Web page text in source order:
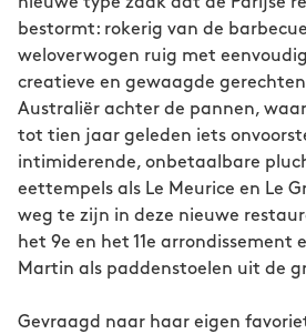
bestormt: rokerig van de
weloverwogen ruig met
creatieve en gewaagde
Australiër achter de pannen,
tot tien jaar geleden iets
intimiderende, onbetaalbare
eettempels als Le Meurice en Le
weg te zijn in deze nieuwe
het 9e en het 11e arrondissement
Martin als paddenstoelen uit de
Gevraagd naar haar eigen